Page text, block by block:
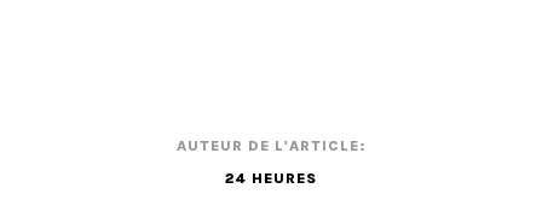
AUTEUR DE L'ARTICLE:
24 HEURES